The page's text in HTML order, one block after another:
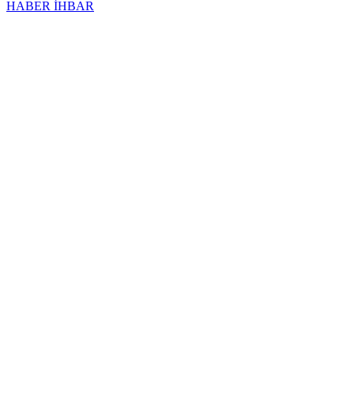
HABER İHBAR